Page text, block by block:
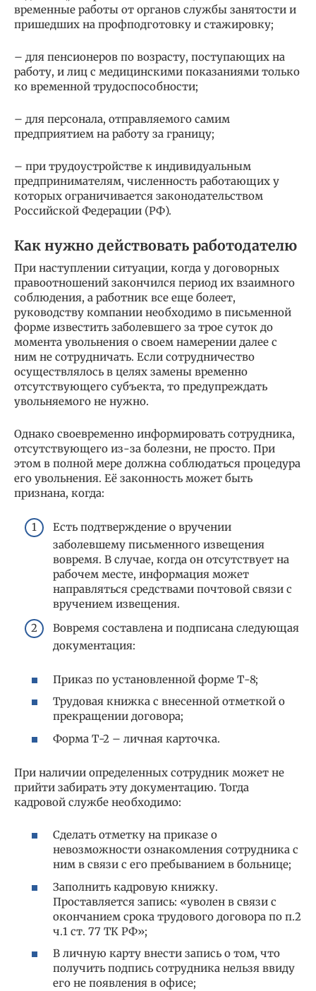
временные работы от органов службы занятости и
пришедших на профподготовку и стажировку;
– для пенсионеров по возрасту, поступающих на
работу, и лиц с медицинскими показаниями только
ко временной трудоспособности;
– для персонала, отправляемого самим
предприятием на работу за границу;
– при трудоустройстве к индивидуальным
предпринимателям, численность работающих у
которых ограничивается законодательством
Российской Федерации (РФ).
Как нужно действовать работодателю
При наступлении ситуации, когда у договорных
правоотношений закончился период их взаимного
соблюдения, а работник все еще болеет,
руководству компании необходимо в письменной
форме известить заболевшего за трое суток до
момента увольнения о своем намерении далее с
ним не сотрудничать. Если сотрудничество
осуществлялось в целях замены временно
отсутствующего субъекта, то предупреждать
увольняемого не нужно.
Однако своевременно информировать сотрудника,
отсутствующего из-за болезни, не просто. При
этом в полной мере должна соблюдаться процедура
его увольнения. Её законность может быть
признана, когда:
Есть подтверждение о вручении
заболевшему письменного извещения
вовремя. В случае, когда он отсутствует на
рабочем месте, информация может
направляться средствами почтовой связи с
вручением извещения.
Вовремя составлена и подписана следующая
документация:
Приказ по установленной форме Т-8;
Трудовая книжка с внесенной отметкой о
прекращении договора;
Форма Т-2 – личная карточка.
При наличии определенных сотрудник может не
прийти забирать эту документацию. Тогда
кадровой службе необходимо:
Сделать отметку на приказе о
невозможности ознакомления сотрудника с
ним в связи с его пребыванием в больнице;
Заполнить кадровую книжку.
Проставляется запись: «уволен в связи с
окончанием срока трудового договора по п.2
ч.1 ст. 77 ТК РФ»;
В личную карту внести запись о том, что
получить подпись сотрудника нельзя ввиду
его не появления в офисе;